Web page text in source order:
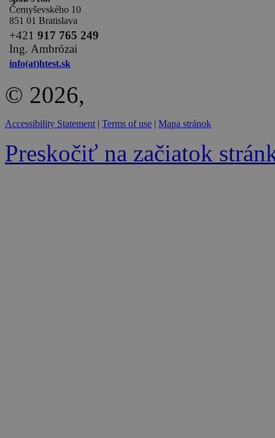
Černyševského 10
851 01 Bratislava
+421 917 765 249
Ing. Ambrózai
info(at)htest.sk
© 2026,
Accessibility Statement | Terms of use | Mapa stránok
Preskočiť na začiatok